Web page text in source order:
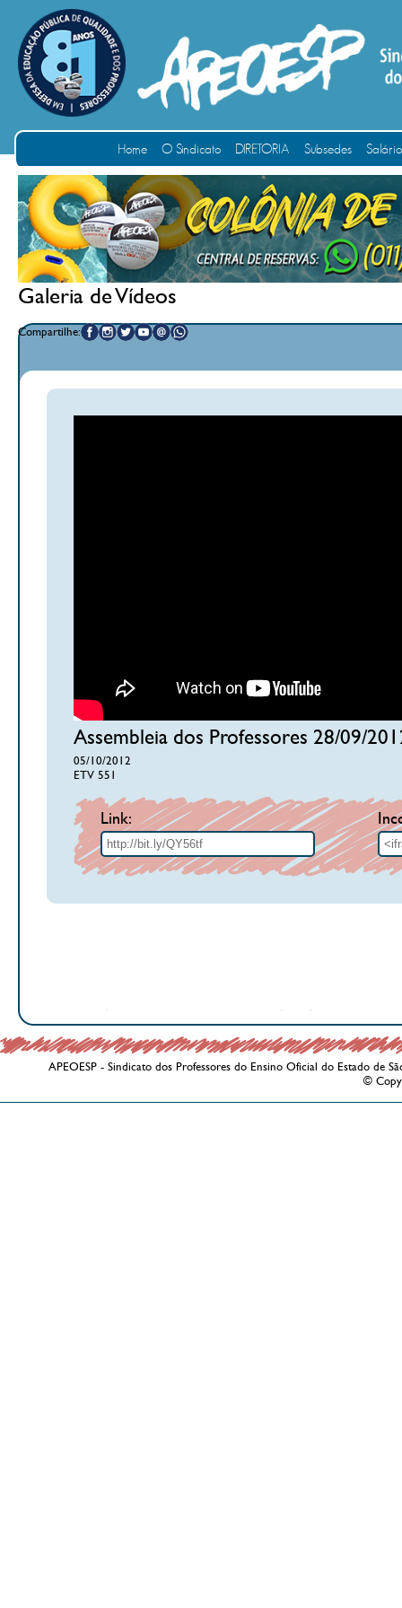
Home O Sindicato DIRETORIA Subsedes
Galeria de Vídeos
Compartilhe:
Assembleia dos Professores 28/09/
05/10/2012
ETV 551
Link:
APEOESP - Sindicato dos Professores do Ensino Oficial do Estado de
©